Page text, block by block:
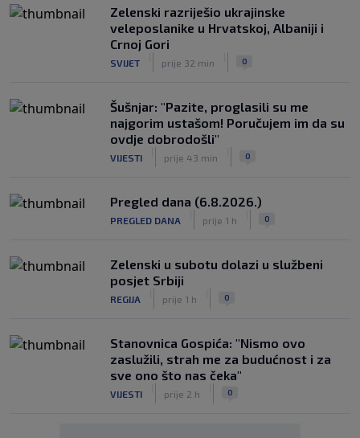
Zelenski razriješio ukrajinske
veleposlanike u Hrvatskoj, Albaniji i
Crnoj Gori
SVIJET prije 32 min 0
Šušnjar: "Pazite, proglasili su me
najgorim ustašom! Poručujem im da su
ovdje dobrodošli"
VIJESTI prije 43 min 0
Pregled dana (6.8.2026.)
PREGLED DANA prije 1 h 0
Zelenski u subotu dolazi u službeni
posjet Srbiji
REGIJA prije 1 h 0
Stanovnica Gospića: "Nismo ovo
zaslužili, strah me za budućnost i za
sve ono što nas čeka"
VIJESTI prije 2 h 0